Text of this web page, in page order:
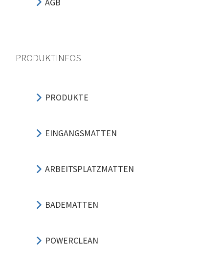
PRODUKTINFOS
PRODUKTE
EINGANGSMATTEN
ARBEITSPLATZMATTEN
BADEMATTEN
POWERCLEAN